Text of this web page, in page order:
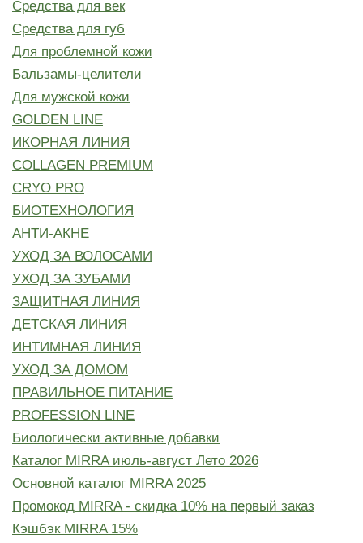
Средства для век
Средства для губ
Для проблемной кожи
Бальзамы-целители
Для мужской кожи
GOLDEN LINE
ИКОРНАЯ ЛИНИЯ
COLLAGEN PREMIUM
CRYO PRO
БИОТЕХНОЛОГИЯ
АНТИ-АКНЕ
УХОД ЗА ВОЛОСАМИ
УХОД ЗА ЗУБАМИ
ЗАЩИТНАЯ ЛИНИЯ
ДЕТСКАЯ ЛИНИЯ
ИНТИМНАЯ ЛИНИЯ
УХОД ЗА ДОМОМ
ПРАВИЛЬНОЕ ПИТАНИЕ
PROFESSION LINE
Биологически активные добавки
Каталог MIRRA июль-август Лето 2026
Основной каталог MIRRA 2025
Промокод MIRRA - скидка 10% на первый заказ
Кэшбэк MIRRA 15%